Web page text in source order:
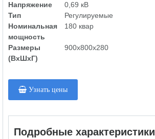
Напряжение
0,69 кВ
Тип
Регулируемые
Номинальная
мощность
180 квар
Размеры
(ВхШхГ)
900х800х280
Узнать цены
Подробные характеристики